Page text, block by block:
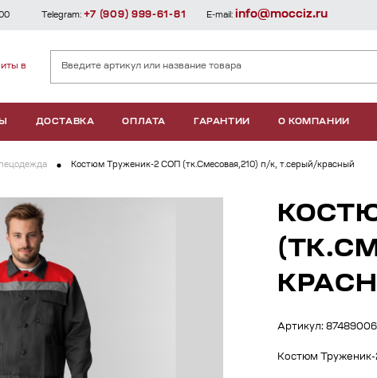
в
ДОСТАВКА ОПЛАТА ГАРАНТИИ О КОМПАНИИ
Telegram: +7 (909) 999-61-81 E-mail: info@mocciz.ru
Костюм Труженик-2 СОП (тк.Смесовая,210) п/к, т.серый/красный
Артикул: 87489006
Костюм